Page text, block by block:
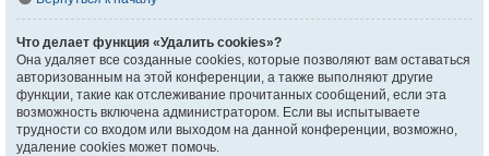
Что делает функция «Удалить cookies»?
Она удаляет все созданные cookies, которые позволяют вам оставаться
авторизованным на этой конференции, а также выполняют другие
функции, такие как отслеживание прочитанных сообщений, если эта
возможность включена администратором. Если вы испытываете
трудности со входом или выходом на данной конференции, возможно,
удаление cookies может помочь.